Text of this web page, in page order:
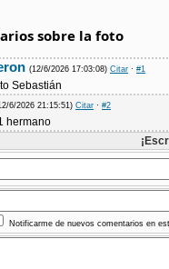
sobre la foto
(12/6/2026 17:03:08) Citar · #1
Sebastián
6/2026 21:15:51) Citar · #2
hermano
Notificarme de nuevos comentarios en